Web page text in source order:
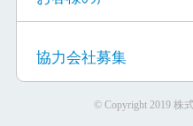
協力会社募集
© Copyright 2019 株